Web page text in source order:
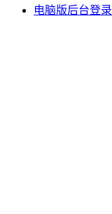
电脑版后台登录